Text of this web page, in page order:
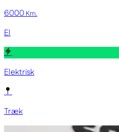
6000 Km.
El
Elektrisk
Træk